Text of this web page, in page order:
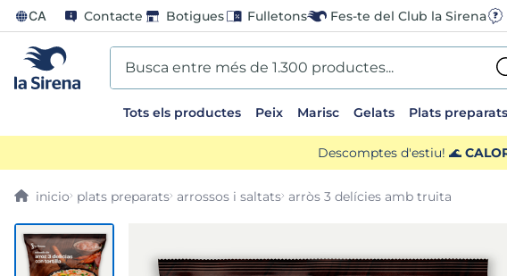
CA Contacte Botigues Fulletons Fes-te del Club la Sirena
Busca entre més de 1.300 productes...
Tots els productes Peix Marisc Gelats Plats preparats
Descomptes d'estiu! 🌊
plats preparats arrossos i saltats arròs 3 delícies amb truita